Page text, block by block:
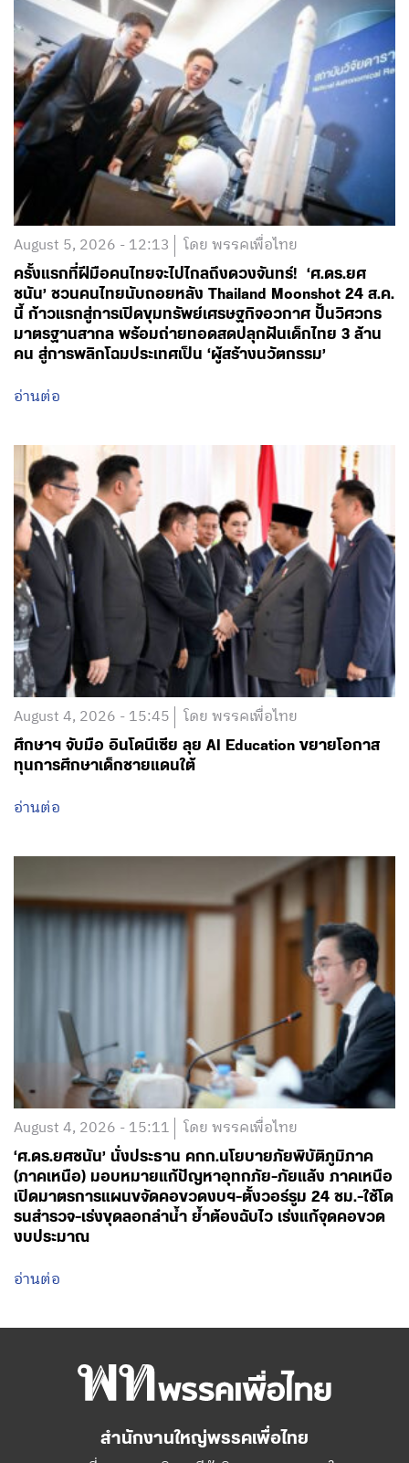
August 5, 2026 - 12:13 โดย พรรคเพื่อไทย
ครั้งแรกที่ฝีมือคนไทยจะไปไกลถึงดวงจันทร์! ‘ศ.ดร.ยศ
ชนัน’ ชวนคนไทยนับถอยหลัง Thailand Moonshot 24 ส.ค.
นี้ ก้าวแรกสู่การเปิดขุมทรัพย์เศรษฐกิจอวกาศ ปั้นวิศวกร
มาตรฐานสากล พร้อมถ่ายทอดสดปลุกฝันเด็กไทย 3 ล้าน
คน สู่การพลิกโฉมประเทศเป็น ‘ผู้สร้างนวัตกรรม’
อ่านต่อ
August 4, 2026 - 15:45 โดย พรรคเพื่อไทย
ศึกษาฯ จับมือ อินโดนีเซีย ลุย AI Education ขยายโอกาส
ทุนการศึกษาเด็กชายแดนใต้
อ่านต่อ
August 4, 2026 - 15:11 โดย พรรคเพื่อไทย
‘ศ.ดร.ยศชนัน’ นั่งประธาน คกก.นโยบายภัยพิบัติภูมิภาค
(ภาคเหนือ) มอบหมายแก้ปัญหาอุทกภัย-ภัยแล้ง ภาคเหนือ
เปิดมาตรการแผนขจัดคอขวดงบฯ-ตั้งวอร์รูม 24 ชม.-ใช้โด
รนสำรวจ-เร่งขุดลอกลำน้ำ ย้ำต้องฉับไว เร่งแก้จุดคอขวด
งบประมาณ
อ่านต่อ
สำนักงานใหญ่พรรคเพื่อไทย